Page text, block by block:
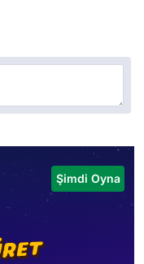
Şimdi Oyna